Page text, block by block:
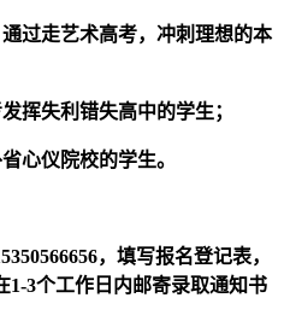
过走艺术高考，冲刺理想的本
挥失利错失高中的学生；
心仪院校的学生。
，填写报名登记表，
1-3个工作日内邮寄录取通知书